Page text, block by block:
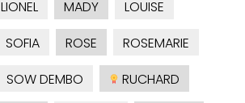
LIONEL MADY
LOUISE
SOFIA ROSE
ROSEMARIE
SOW DEMBO
RUCHARD